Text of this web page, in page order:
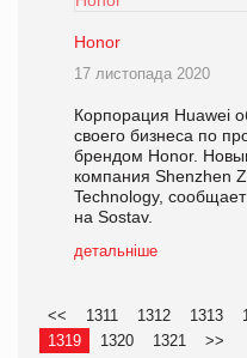
Honor
17 листопада 2020
Корпорация Huawei
своего бизнеса по
брендом Honor.
компания Shenzhen
Technology,
на Sostav.
детальніше
<< 1311 1312 1313
1319
1320 1321 >>